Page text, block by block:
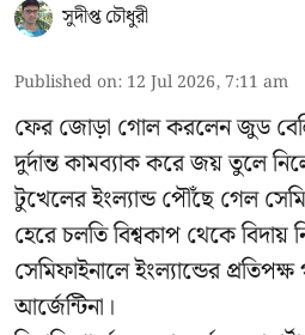
সুদীপ্ত চৌধুরী
Published on: 12 Jul 2026, 7:11 am
ফের জোড়া গোল করলেন জুড
দুর্দান্ত কামব্যাক করে জয় তুলে
টুখেলের ইংল্যান্ড পৌঁছে গেল
হেরে চলতি বিশ্বকাপ থেকে
সেমিফাইনালে ইংল্যান্ডের
আর্জেন্টিনা।